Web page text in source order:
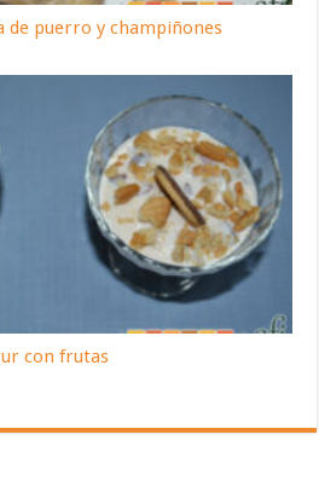
de puerro y champiñones
con frutas